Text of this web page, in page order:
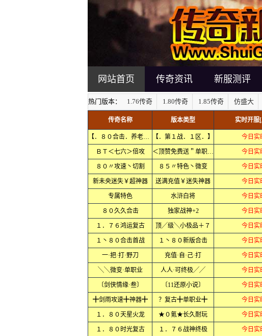
网站首页 传奇资讯 新服测评
热门版本： 1.76传奇 1.80传奇 1.85传奇 仿盛大
传奇名称 版本类型 实时开服
【．８０合击．养老．】 【．第１战．１区．】 今日实
ＢＴ＜七六＞倍攻 ＜顶赞免费送＂单职业＞ 今日实
８０〃攻速丶切割 ８５〃特色丶微变 今日实
新未央迷失￥超神器 送满充值￥迷失神器 今日实
专属特色 水浒白将 今日实
８０久久合击 独家战神+2 今日实
１．７６鸿运复古 顶╱级╲小极品＋７ 今日实
１丶８０合击首战 １丶８０新版合击 今日实
一·把·打·野刀 充值·自·己·打 今日实
╲╲微变·单职业 人人·可终极╱╱ 今日实
〔剑侠情缘·叁〕 〔11还原小说〕 今日实
╋剑雨攻速╋神器╋ ？复古╋单职业╋ 今日实
１．８０天星火龙 ★０氪★长久耐玩 今日实
１．８０时光复古 １．７６战神终极 今日实